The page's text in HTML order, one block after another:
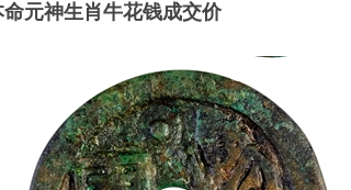
元神生肖牛花钱成交价